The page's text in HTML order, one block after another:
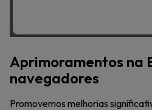
Aprimoramentos na
navegadores
Promovemos melhorias